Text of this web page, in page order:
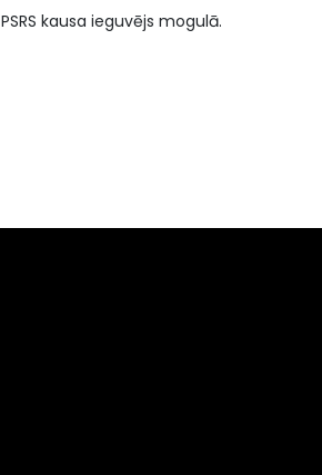
PSRS kausa ieguvējs mogulā.